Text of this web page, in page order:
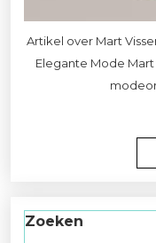
Artikel over Mart
Elegante Mode
Zoeken